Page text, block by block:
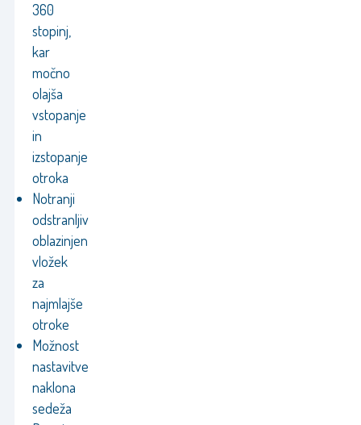
360
stopinj,
kar
močno
olajša
vstopanje
in
izstopanje
otroka
Notranji
odstranljiv
oblazinjen
vložek
za
najmlajše
otroke
Možnost
nastavitve
naklona
sedeža